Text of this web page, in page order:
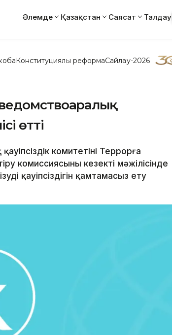
Әлемде Қазақстан Саясат Талдау
Конституциялық реформаСайлау-2026
өтті
комитетінің Террорға
комиссиясының кезекті мәжілісінде
қауіпсіздігін қамтамасыз ету